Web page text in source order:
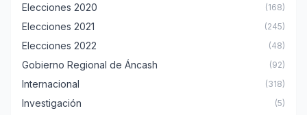
Elecciones 2020 (168)
Elecciones 2021 (245)
Elecciones 2022 (48)
Gobierno Regional de Áncash (92)
Internacional (318)
Investigación (5)